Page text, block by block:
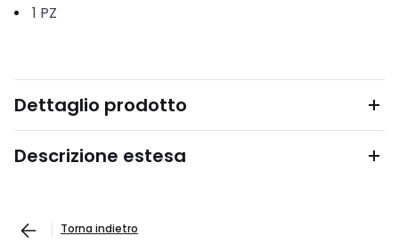
1 PZ
Dettaglio prodotto
Descrizione estesa
Torna indietro